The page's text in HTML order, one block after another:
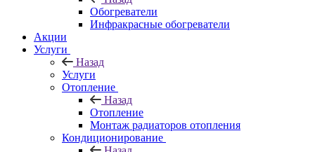
Обогреватели
Инфракрасные обогреватели
Акции
Услуги
Назад
Услуги
Отопление
Назад
Отопление
Монтаж радиаторов отопления
Кондиционирование